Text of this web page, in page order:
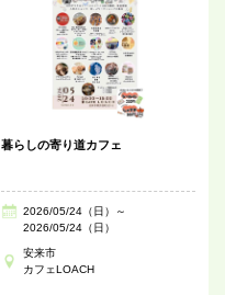
暮らしの寄り道カフェ
2026/05/24（日）～
2026/05/24（日）
安来市
カフェLOACH